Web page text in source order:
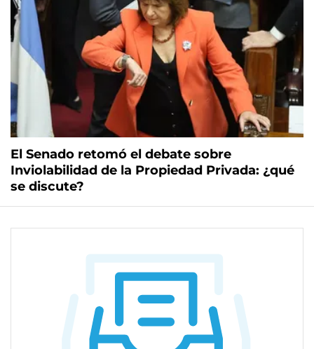
El Senado retomó el debate sobre
Inviolabilidad de la Propiedad Privada: ¿qué
se discute?